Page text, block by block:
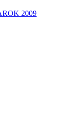
ROK 2009